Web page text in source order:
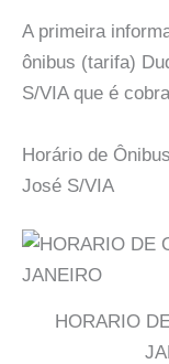
A primeira
ônibus (tarifa)
S/VIA que é
Horário de
José S/VIA
HORARIO